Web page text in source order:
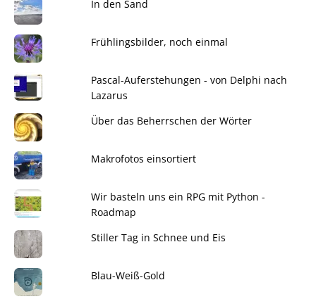
In den Sand
Frühlingsbilder, noch einmal
Pascal-Auferstehungen - von Delphi nach
Lazarus
Über das Beherrschen der Wörter
Makrofotos einsortiert
Wir basteln uns ein RPG mit Python -
Roadmap
Stiller Tag in Schnee und Eis
Blau-Weiß-Gold